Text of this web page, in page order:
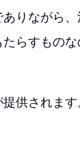
りながら
らすもの
供されます